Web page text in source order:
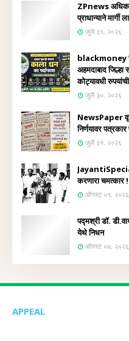
ZPnews
प्राधान्याने मार्गी
जुलै ३१, २०२६
blackmoney
अहमदाबाद जिल्हा
कोट्यावधी
जुलै ३०, २०२६
NewsPaper
निर्णयावर
जुलै ३१, २०२६
करणारा चमत्कार !
ऑगस्ट ०१, २०२६
पद्मश्री डॉ.
येथे निधन
ऑगस्ट ०४, २०२६
APPEAL